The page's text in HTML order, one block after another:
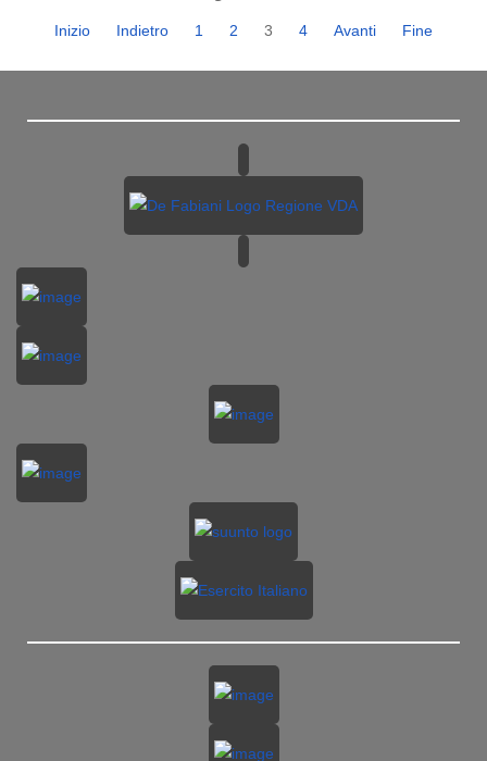
Inizio Indietro 1 2 3 4 Avanti Fine